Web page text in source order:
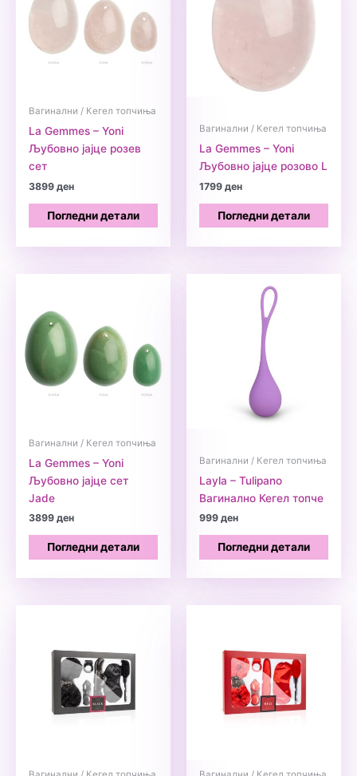
Вагинални / Кегел топчиња
La Gemmes – Yoni
Љубовно јајце розев
сет
3899ден
Погледни детали
Вагинални / Кегел топчиња
La Gemmes – Yoni
Љубовно јајце розово L
1799ден
Погледни детали
Вагинални / Кегел топчиња
La Gemmes – Yoni
Љубовно јајце сет
Jade
3899ден
Погледни детали
Вагинални / Кегел топчиња
Layla – Tulipano
Вагиналнo Кегел топчe
999ден
Погледни детали